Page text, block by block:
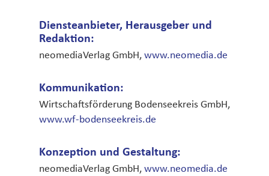
Diensteanbieter, Herausgeber und
Redaktion:
neomediaVerlag GmbH,www.neomedia.de
Kommunikation:
Wirtschaftsförderung Bodenseekreis GmbH,
www.wf-bodenseekreis.de
Konzeption und Gestaltung:
neomediaVerlag GmbH,www.neomedia.de